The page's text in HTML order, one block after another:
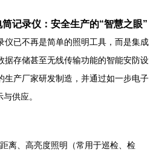
记录仪：安全生产的“智慧之眼”
仪已不再是简单的照明工具，而是集成
据存储甚至无线传输功能的智能安防设
生产厂家研发制造，并通过如一步电子
供应。
离、高亮度照明（常用于巡检、检